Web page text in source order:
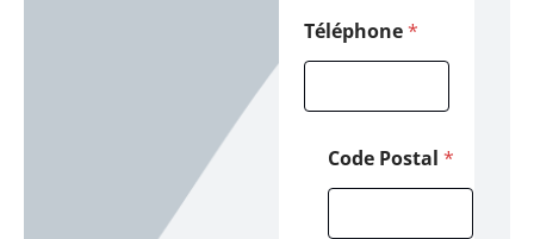
Téléphone*
Code Postal *